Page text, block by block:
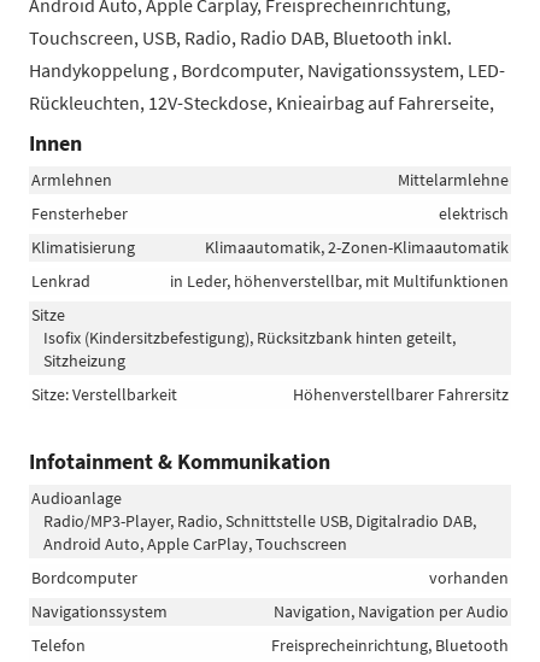
Android Auto, Apple Carplay, Freisprecheinrichtung,
Touchscreen, USB, Radio, Radio DAB, Bluetooth inkl.
Handykoppelung , Bordcomputer, Navigationssystem, LED-
Rückleuchten, 12V-Steckdose, Knieairbag auf Fahrerseite,
Innen
Armlehnen
Mittelarmlehne
Fensterheber
elektrisch
Klimatisierung
Klimaautomatik, 2-Zonen-Klimaautomatik
Lenkrad
in Leder, höhenverstellbar, mit Multifunktionen
Sitze
Isofix (Kindersitzbefestigung), Rücksitzbank hinten geteilt,
Sitzheizung
Sitze: Verstellbarkeit
Höhenverstellbarer Fahrersitz
Infotainment & Kommunikation
Audioanlage
Radio/MP3-Player, Radio, Schnittstelle USB, Digitalradio DAB,
Android Auto, Apple CarPlay, Touchscreen
Bordcomputer
vorhanden
Navigationssystem
Navigation, Navigation per Audio
Telefon
Freisprecheinrichtung, Bluetooth